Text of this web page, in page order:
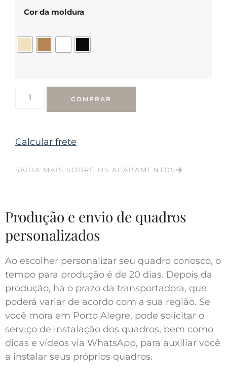
Cor da moldura
COMPRAR
Calcular frete
SAIBA MAIS SOBRE OS ACABAMENTOS
Produção e envio de quadros
personalizados
Ao escolher personalizar seu quadro conosco, o
tempo para produção é de 20 dias. Depois da
produção, há o prazo da transportadora, que
poderá variar de acordo com a sua região. Se
você mora em Porto Alegre, pode solicitar o
serviço de instalação dos quadros, bem como
dicas e vídeos via WhatsApp, para auxiliar você
a instalar seus próprios quadros.